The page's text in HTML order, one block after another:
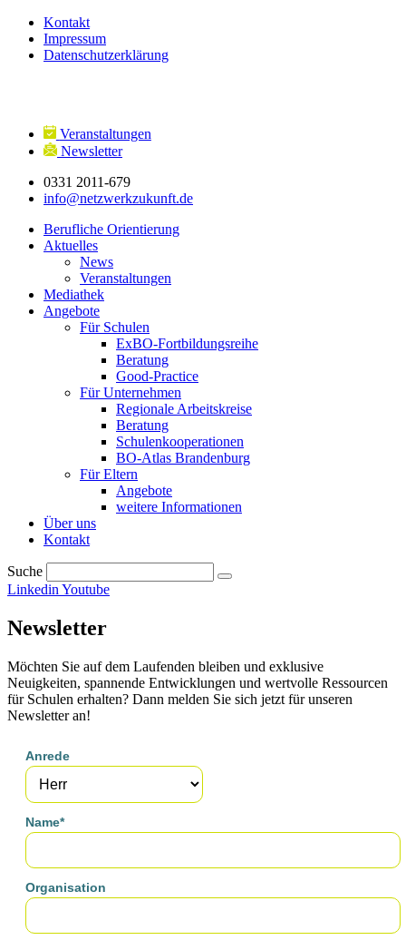
Kontakt
Impressum
Datenschutzerklärung
Veranstaltungen
Newsletter
0331 2011-679
info@netzwerkzukunft.de
Berufliche Orientierung
Aktuelles
News
Veranstaltungen
Mediathek
Angebote
Für Schulen
ExBO-Fortbildungsreihe
Beratung
Good-Practice
Für Unternehmen
Regionale Arbeitskreise
Beratung
Schulenkooperationen
BO-Atlas Brandenburg
Für Eltern
Angebote
weitere Informationen
Über uns
Kontakt
Suche
Linkedin Youtube
Newsletter
Möchten Sie auf dem Laufenden bleiben und exklusive
Neuigkeiten, spannende Entwicklungen und wertvolle Ressourcen
für Schulen erhalten? Dann melden Sie sich jetzt für unseren
Newsletter an!
Anrede
Name*
Organisation